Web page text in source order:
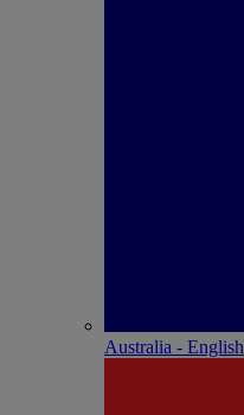
Australia - English